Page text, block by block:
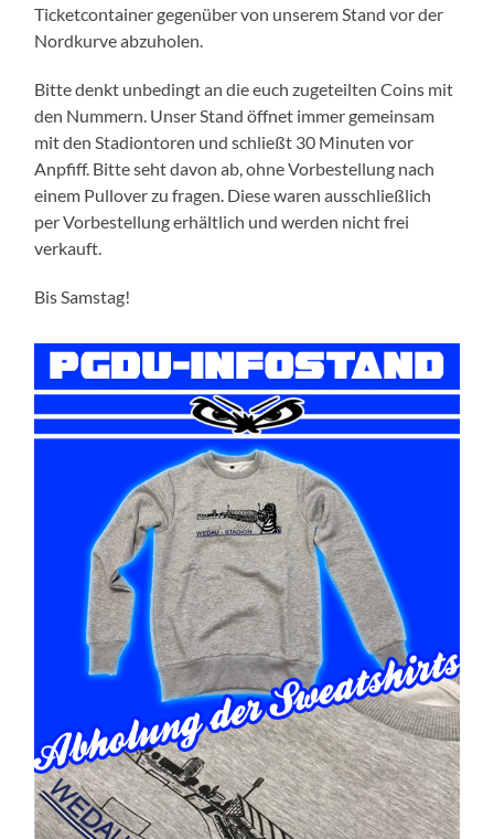
Ticketcontainer gegenüber von unserem Stand vor der
Nordkurve abzuholen.
Bitte denkt unbedingt an die euch zugeteilten Coins mit
den Nummern. Unser Stand öffnet immer gemeinsam
mit den Stadiontoren und schließt 30 Minuten vor
Anpfiff. Bitte seht davon ab, ohne Vorbestellung nach
einem Pullover zu fragen. Diese waren ausschließlich
per Vorbestellung erhältlich und werden nicht frei
verkauft.
Bis Samstag!